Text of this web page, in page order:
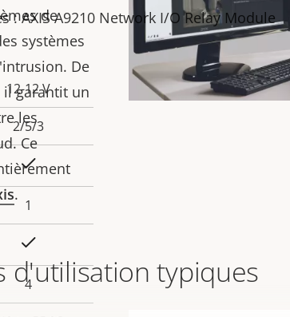
de
systèmes
De
il garantit un
les
Ce
.
d'utilisation typiques
: AXIS A9210 Network I/O Relay Module
12-12 V
2/5/3
Oui
1
4